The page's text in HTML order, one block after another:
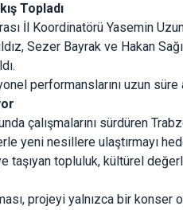
Topladı
İl Koordinatörü Yasemin
Sezer Bayrak ve Hakan
performanslarını uzun süre
çalışmalarını sürdüren
yeni nesillere ulaştırmayı
taşıyan topluluk, kültürel
projeyi yalnızca bir konser